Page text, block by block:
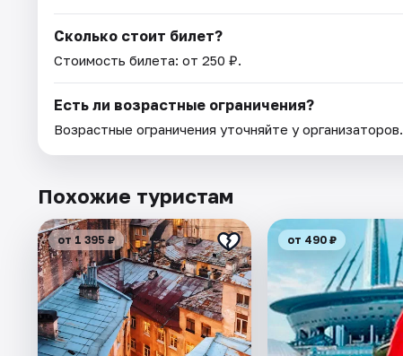
Сколько стоит билет?
Стоимость билета: от 250 ₽.
Есть ли возрастные ограничения?
Возрастные ограничения уточняйте у организаторов.
Похожие туристам
от 1 395 ₽ от 490 ₽